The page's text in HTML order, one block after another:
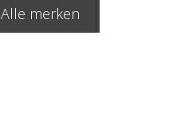
Alle merken